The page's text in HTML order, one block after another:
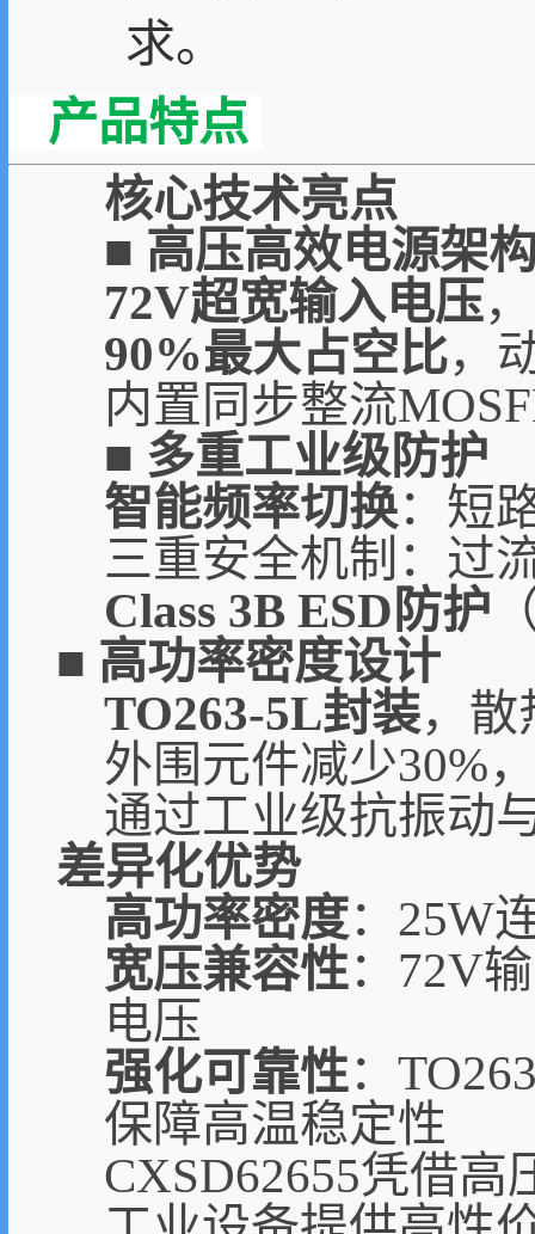
求。
产品特点
核心技术亮点
■ 高压高效电源架
72V超宽输入电压
90%最大占空比，
内置同步整流
■ 多重工业级防护
智能频率切换：短
三重安全机制：过
Class 3B ESD防护
■ 高功率密度设计
TO263-5L封装，
外围元件减少30%
通过工业级抗振动
差异化优势
高功率密度：25W
宽压兼容性：72V
电压
强化可靠性：
保障高温稳定性
CXSD62655凭借